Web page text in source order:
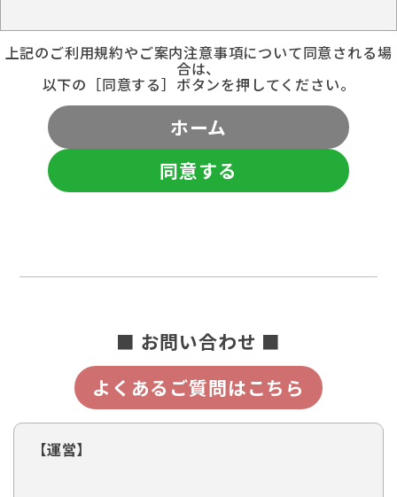
上記のご利用規約やご案内注意事項について同意される場
合は、
以下の［同意する］ボタンを押してください。
ホーム
同意する
■ お問い合わせ ■
よくあるご質問はこちら
【運営】